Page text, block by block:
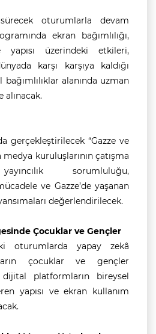
oturumlarla devam
ekran bağımlılığı,
yapısı üzerindeki etkileri,
karşı karşıya kaldığı
bağımlılıklar alanında uzman
alınacak.
gerçekleştirilecek “Gazze ve
kuruluşlarının çatışma
sorumluluğu,
ve Gazze’de yaşanan
değerlendirilecek.
Çocuklar ve Gençler
oturumlarda yapay zekâ
çocuklar ve gençler
platformların bireysel
yapısı ve ekran kullanım